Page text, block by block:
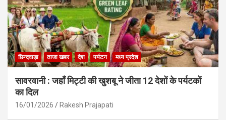
छिन्दवाड़ा ताजा खबर देश पर्यटन मध्य प्रदेश
सावरवानी : जहाँ मिट्टी की खुशबू ने जीता 12 देशों के पर्यटकों
का दिल
16/01/2026 Rakesh Prajapati